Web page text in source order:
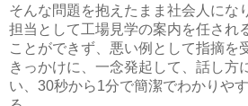
そんな問題を抱えたまま社会人にな
担当として工場見学の案内を任され
ことができず、悪い例として指摘を
きっかけに、一念発起して、話し方
い、30秒から1分で簡潔でわかりや